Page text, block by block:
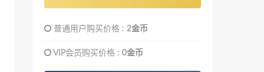
普通用户购买价格 : 2金币
VIP会员购买价格 : 0金币